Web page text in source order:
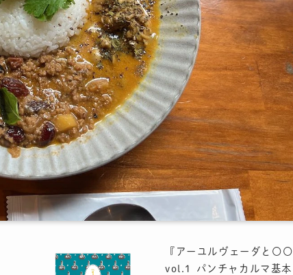
『アーユルヴェーダと〇〇
vol.1 パンチャカルマ基本